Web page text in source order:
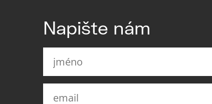
Napište nám